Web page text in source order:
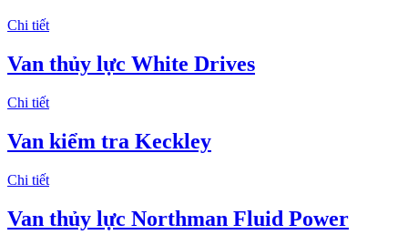
Chi tiết
Van thủy lực White Drives
Chi tiết
Van kiểm tra Keckley
Chi tiết
Van thủy lực Northman Fluid Power